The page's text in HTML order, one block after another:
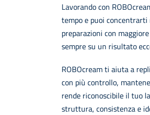
Lavorando con
tempo e puoi
preparazioni con
sempre su un risultato
ROBOcream ti aiuta a
con più controllo,
rende riconoscibile il tuo
struttura, consistenza e